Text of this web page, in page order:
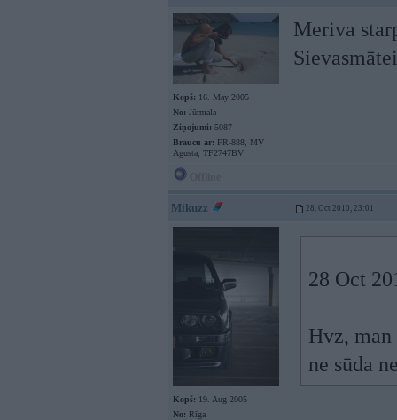
Kopš: 16. May 2005
No: Jūrmala
Ziņojumi: 5087
Braucu ar: FR-888, MV
Agusta, TF2747BV
Meriva
Mikuzz 28. Oct 2010, 23:01
Kopš: 19. Aug 2005
No: Rīga
28 Oct
Hvz,
ne sūda